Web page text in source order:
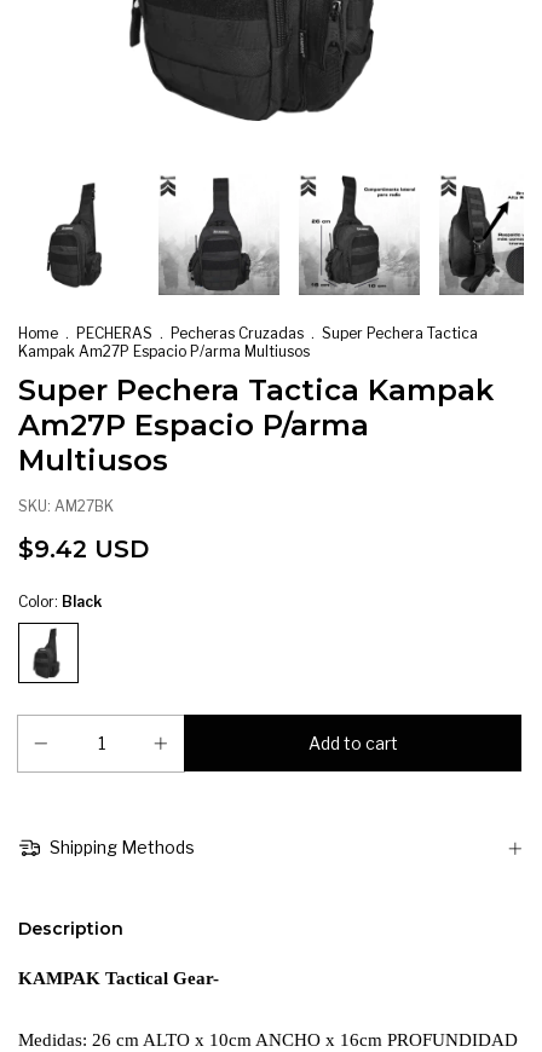
Home . PECHERAS . Pecheras Cruzadas . Super Pechera Tactica
Kampak Am27P Espacio P/arma Multiusos
Super Pechera Tactica Kampak
Am27P Espacio P/arma
Multiusos
SKU: AM27BK
$9.42 USD
Color: Black
Shipping Methods
Description
KAMPAK Tactical Gear-
Medidas: 26 cm ALTO x 10cm ANCHO x 16cm PROFUNDIDAD